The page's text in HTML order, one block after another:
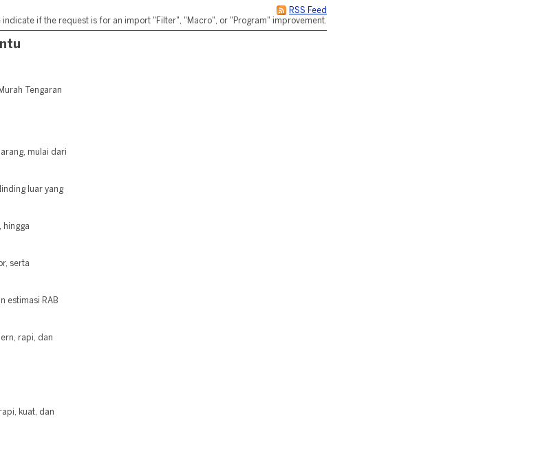
RSS Feed
if the request is for an import "Filter", "Macro", or "Program" improvement.
Tengaran
mulai dari
luar yang
hingga
serta
estimasi RAB
rapi, dan
kuat, dan